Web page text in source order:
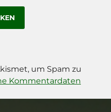
um Spam zu
Kommentardaten